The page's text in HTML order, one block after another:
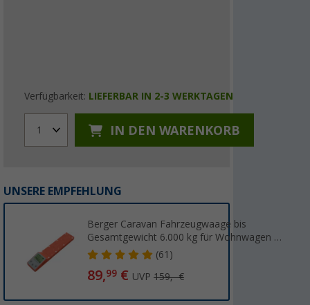
Verfügbarkeit: LIEFERBAR IN 2-3 WERKTAGEN
1 IN DEN WARENKORB
UNSERE EMPFEHLUNG
Berger Caravan Fahrzeugwaage bis
Gesamtgewicht 6.000 kg für Wohnwagen &
Wohnmobil
(61)
89,99 € UVP159,- €